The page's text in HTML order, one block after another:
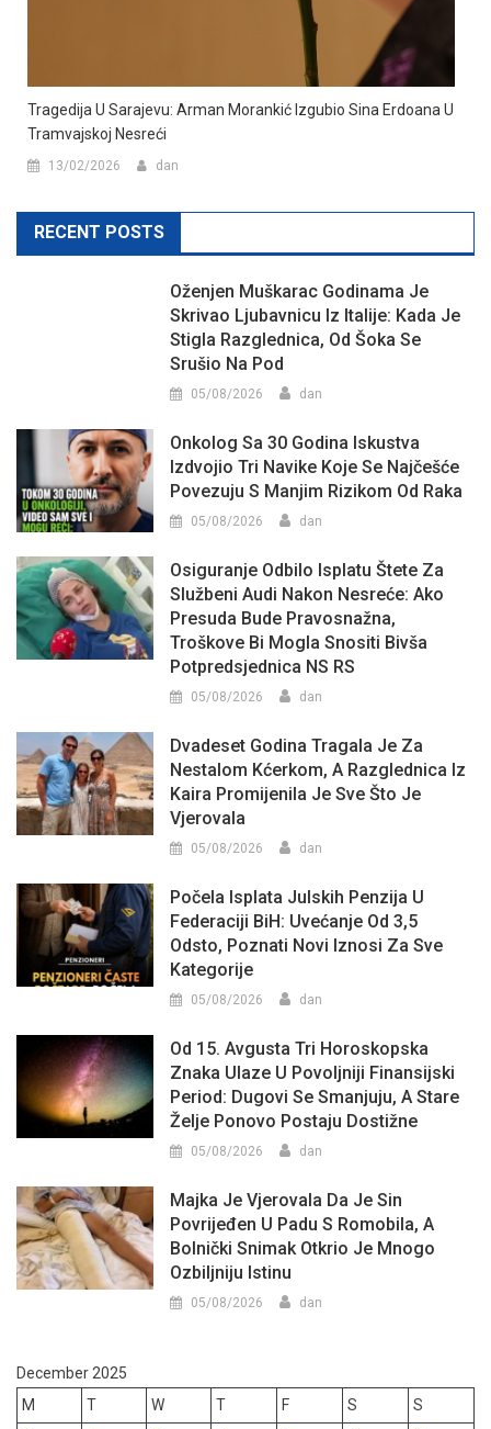
Tragedija U Sarajevu: Arman Morankić Izgubio Sina Erdoana U
Tramvajskoj Nesreći
13/02/2026 dan
RECENT POSTS
Oženjen Muškarac Godinama Je
Skrivao Ljubavnicu Iz Italije: Kada Je
Stigla Razglednica, Od Šoka Se
Srušio Na Pod
05/08/2026 dan
Onkolog Sa 30 Godina Iskustva
Izdvojio Tri Navike Koje Se Najčešće
Povezuju S Manjim Rizikom Od Raka
05/08/2026 dan
Osiguranje Odbilo Isplatu Štete Za
Službeni Audi Nakon Nesreće: Ako
Presuda Bude Pravosnažna,
Troškove Bi Mogla Snositi Bivša
Potpredsjednica NS RS
05/08/2026 dan
Dvadeset Godina Tragala Je Za
Nestalom Kćerkom, A Razglednica Iz
Kaira Promijenila Je Sve Što Je
Vjerovala
05/08/2026 dan
Počela Isplata Julskih Penzija U
Federaciji BiH: Uvećanje Od 3,5
Odsto, Poznati Novi Iznosi Za Sve
Kategorije
05/08/2026 dan
Od 15. Avgusta Tri Horoskopska
Znaka Ulaze U Povoljniji Finansijski
Period: Dugovi Se Smanjuju, A Stare
Želje Ponovo Postaju Dostižne
05/08/2026 dan
Majka Je Vjerovala Da Je Sin
Povrijeđen U Padu S Romobila, A
Bolnički Snimak Otkrio Je Mnogo
Ozbiljniju Istinu
05/08/2026 dan
December 2025
M
T W T F S
S